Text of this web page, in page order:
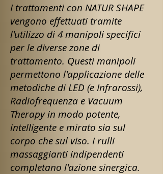
I trattamenti con NATUR SHAPE
vengono effettuati tramite
l'utilizzo di 4 manipoli specifici
per le diverse zone di
trattamento. Questi manipoli
permettono l'applicazione delle
metodiche di LED (e Infrarossi),
Radiofrequenza e Vacuum
Therapy in modo potente,
intelligente e mirato sia sul
corpo che sul viso. I rulli
massaggianti indipendenti
completano l'azione sinergica.